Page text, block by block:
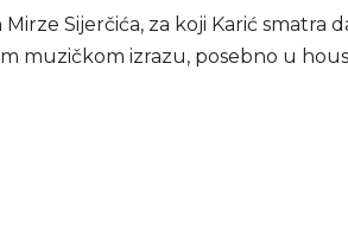
Sijerčića, za koji Karić smatra
muzičkom izrazu, posebno u